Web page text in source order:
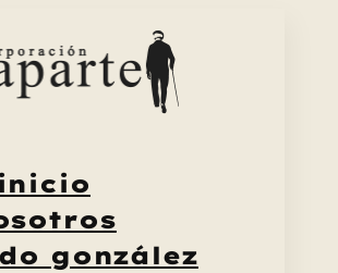
inicio
gonzález